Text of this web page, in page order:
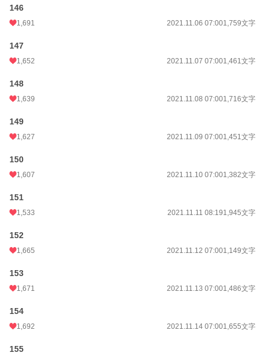
146
1,691 2021.11.06 07:001,759文字
147
1,652 2021.11.07 07:001,461文字
148
1,639 2021.11.08 07:001,716文字
149
1,627 2021.11.09 07:001,451文字
150
1,607 2021.11.10 07:001,382文字
151
1,533 2021.11.11 08:191,945文字
152
1,665 2021.11.12 07:001,149文字
153
1,671 2021.11.13 07:001,486文字
154
1,692 2021.11.14 07:001,655文字
155